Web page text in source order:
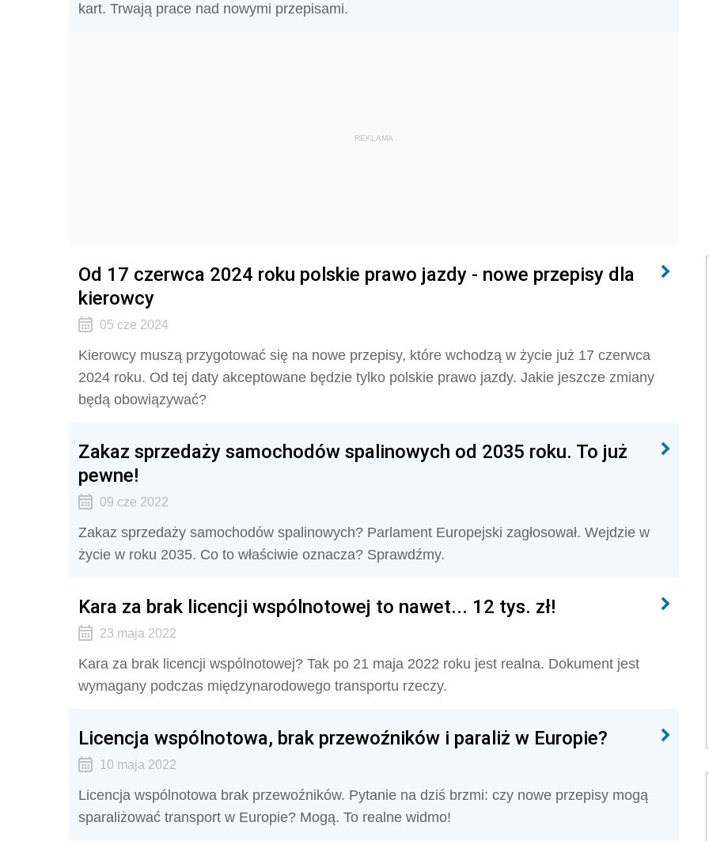
kart. Trwają prace nad nowymi przepisami.
REKLAMA
Od 17 czerwca 2024 roku polskie prawo jazdy - nowe przepisy dla
kierowcy
05 cze 2024
Kierowcy muszą przygotować się na nowe przepisy, które wchodzą w życie już 17 czerwca
2024 roku. Od tej daty akceptowane będzie tylko polskie prawo jazdy. Jakie jeszcze zmiany
będą obowiązywać?
Zakaz sprzedaży samochodów spalinowych od 2035 roku. To już
pewne!
09 cze 2022
Zakaz sprzedaży samochodów spalinowych? Parlament Europejski zagłosował. Wejdzie w
życie w roku 2035. Co to właściwie oznacza? Sprawdźmy.
Kara za brak licencji wspólnotowej to nawet... 12 tys. zł!
23 maja 2022
Kara za brak licencji wspólnotowej? Tak po 21 maja 2022 roku jest realna. Dokument jest
wymagany podczas międzynarodowego transportu rzeczy.
Licencja wspólnotowa, brak przewoźników i paraliż w Europie?
10 maja 2022
Licencja wspólnotowa brak przewoźników. Pytanie na dziś brzmi: czy nowe przepisy mogą
sparaliżować transport w Europie? Mogą. To realne widmo!